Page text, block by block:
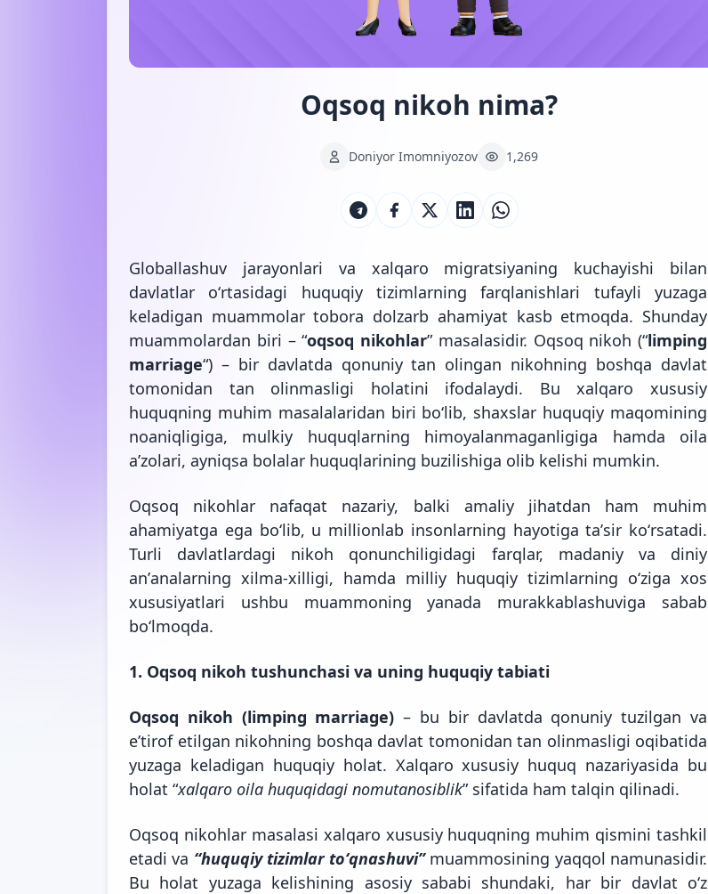
Oqsoq nikoh nima?
Doniyor Imomniyozov 1,269
Globallashuv jarayonlari va xalqaro migratsiyaning kuchayishi bilan
davlatlar oʻrtasidagi huquqiy tizimlarning farqlanishlari tufayli yuzaga
keladigan muammolar tobora dolzarb ahamiyat kasb etmoqda. Shunday
muammolardan biri – “oqsoq nikohlar” masalasidir. Oqsoq nikoh (“limping
marriage“) – bir davlatda qonuniy tan olingan nikohning boshqa davlat
tomonidan tan olinmasligi holatini ifodalaydi. Bu xalqaro xususiy
huquqning muhim masalalaridan biri boʻlib, shaxslar huquqiy maqomining
noaniqligiga, mulkiy huquqlarning himoyalanmaganligiga hamda oila
aʼzolari, ayniqsa bolalar huquqlarining buzilishiga olib kelishi mumkin.
Oqsoq nikohlar nafaqat nazariy, balki amaliy jihatdan ham muhim
ahamiyatga ega boʻlib, u millionlab insonlarning hayotiga taʼsir koʻrsatadi.
Turli davlatlardagi nikoh qonunchiligidagi farqlar, madaniy va diniy
anʼanalarning xilma-xilligi, hamda milliy huquqiy tizimlarning oʻziga xos
xususiyatlari ushbu muammoning yanada murakkablashuviga sabab
boʻlmoqda.
1. Oqsoq nikoh tushunchasi va uning huquqiy tabiati
Oqsoq nikoh (limping marriage)– bu bir davlatda qonuniy tuzilgan va
eʼtirof etilgan nikohning boshqa davlat tomonidan tan olinmasligi oqibatida
yuzaga keladigan huquqiy holat. Xalqaro xususiy huquq nazariyasida bu
holat “xalqaro oila huquqidagi nomutanosiblik” sifatida ham talqin qilinadi.
Oqsoq nikohlar masalasi xalqaro xususiy huquqning muhim qismini tashkil
etadi va “huquqiy tizimlar toʻqnashuvi”muammosining yaqqol namunasidir.
Bu holat yuzaga kelishining asosiy sababi shundaki, har bir davlat oʻz